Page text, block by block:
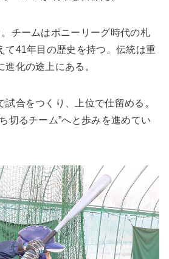
チームはポニーリーグ時代の札
て41年目の歴史を持つ。伝統は重
化の途上にある。
合をつくり、上位で仕留める。
切るチーム”へと歩みを進めてい